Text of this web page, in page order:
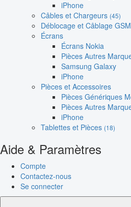
iPhone
Câbles et Chargeurs (45)
Déblocage et Câblage GSM
Écrans
Écrans Nokia
Pièces Autres
Samsung Galaxy
iPhone
Pièces et Accessoires
Pièces Génériques
Pièces Autres
iPhone
Tablettes et Pièces (18)
Aide & Paramètres
Compte
Contactez-nous
Se connecter